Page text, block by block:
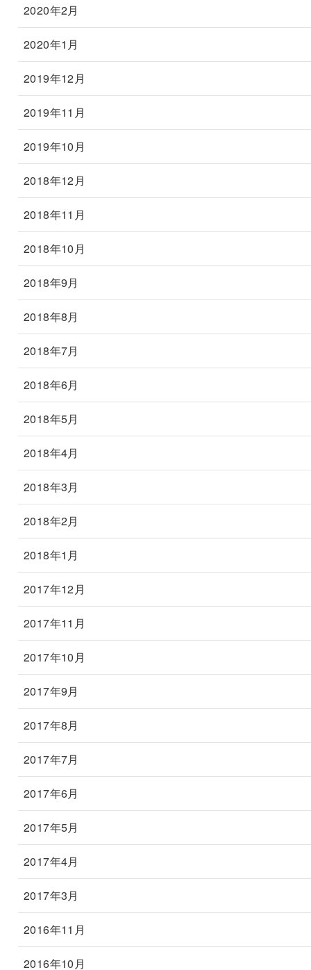
2020年2月
2020年1月
2019年12月
2019年11月
2019年10月
2018年12月
2018年11月
2018年10月
2018年9月
2018年8月
2018年7月
2018年6月
2018年5月
2018年4月
2018年3月
2018年2月
2018年1月
2017年12月
2017年11月
2017年10月
2017年9月
2017年8月
2017年7月
2017年6月
2017年5月
2017年4月
2017年3月
2016年11月
2016年10月